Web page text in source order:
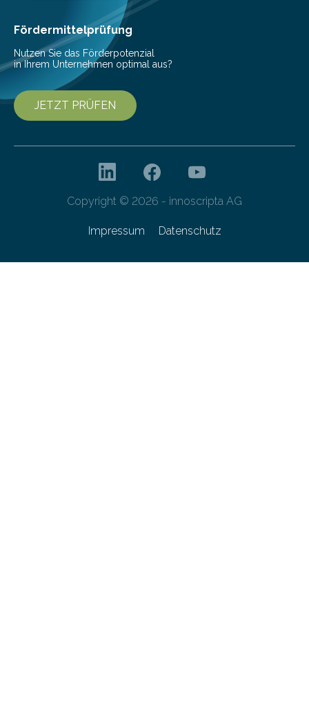
Dateiverschlüsselung via Dropbox ihre…
Fördermittelprüfung
Nutzen Sie das Förderpotenzial
in Ihrem Unternehmen optimal aus?
JETZT PRÜFEN
Copyright © 2026 - innoscripta AG
Impressum Datenschutz